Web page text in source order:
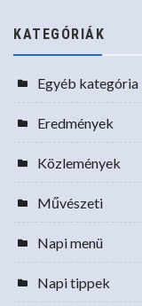
KATEGÓRIÁK
Egyéb kategória
Eredmények
Közlemények
Művészeti
Napi menü
Napi tippek